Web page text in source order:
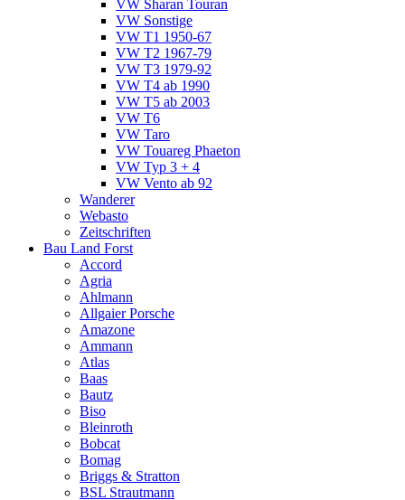
VW Sharan Touran
VW Sonstige
VW T1 1950-67
VW T2 1967-79
VW T3 1979-92
VW T4 ab 1990
VW T5 ab 2003
VW T6
VW Taro
VW Touareg Phaeton
VW Typ 3 + 4
VW Vento ab 92
Wanderer
Webasto
Zeitschriften
Bau Land Forst
Accord
Agria
Ahlmann
Allgaier Porsche
Amazone
Ammann
Atlas
Baas
Bautz
Biso
Bleinroth
Bobcat
Bomag
Briggs & Stratton
BSL Strautmann